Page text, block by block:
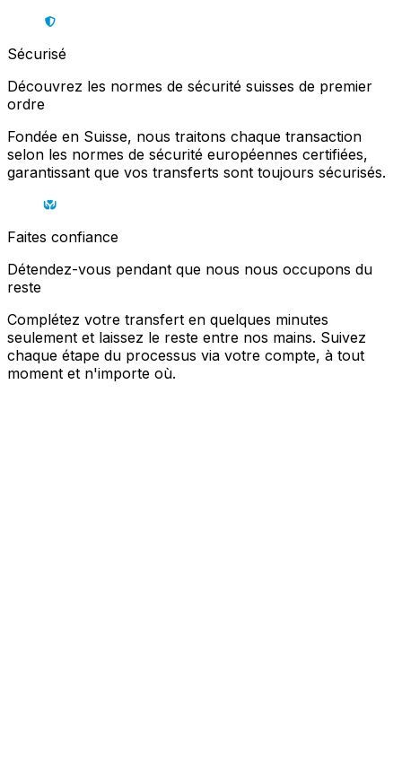
Sécurisé
Découvrez les normes de sécurité suisses de premier
ordre
Fondée en Suisse, nous traitons chaque transaction
selon les normes de sécurité européennes certifiées,
garantissant que vos transferts sont toujours sécurisés.
Faites confiance
Détendez-vous pendant que nous nous occupons du
reste
Complétez votre transfert en quelques minutes
seulement et laissez le reste entre nos mains. Suivez
chaque étape du processus via votre compte, à tout
moment et n'importe où.